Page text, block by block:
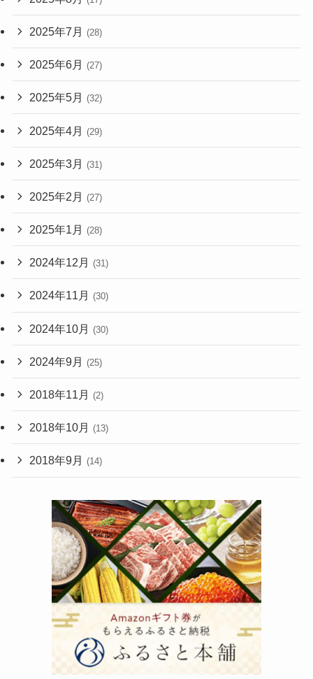
2025年7月 (28)
2025年6月 (27)
2025年5月 (32)
2025年4月 (29)
2025年3月 (31)
2025年2月 (27)
2025年1月 (28)
2024年12月 (31)
2024年11月 (30)
2024年10月 (30)
2024年9月 (25)
2018年11月 (2)
2018年10月 (13)
2018年9月 (14)